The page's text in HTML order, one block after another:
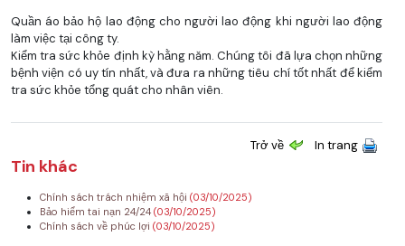
Quần áo bảo hộ lao động cho người lao động khi người lao động
làm việc tại công ty.
Kiểm tra sức khỏe định kỳ hằng năm. Chúng tôi đã lựa chọn những
bệnh viện có uy tín nhất, và đưa ra những tiêu chí tốt nhất để kiểm
tra sức khỏe tổng quát cho nhân viên.
Trở về In trang
Tin khác
Chính sách trách nhiệm xã hội (03/10/2025)
Bảo hiểm tai nạn 24/24 (03/10/2025)
Chính sách về phúc lợi (03/10/2025)